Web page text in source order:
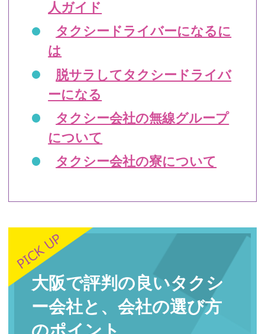
人ガイド
タクシードライバーになるに
は
脱サラしてタクシードライバ
ーになる
タクシー会社の無線グループ
について
タクシー会社の寮について
大阪で評判の良いタクシ
ー会社と、会社の選び方